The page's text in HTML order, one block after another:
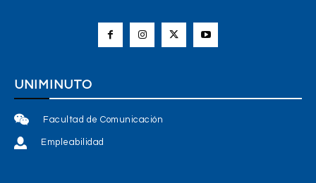
UNIMINUTO
Facultad de Comunicación
Empleabilidad